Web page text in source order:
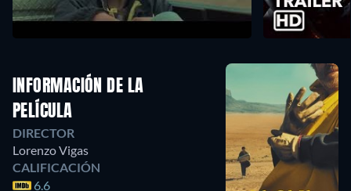
INFORMACIÓN DE LA
PELÍCULA
DIRECTOR
Lorenzo Vigas
CALIFICACIÓN
6.6